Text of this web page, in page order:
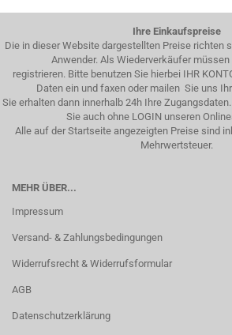
Ihre Einkaufspreise
Die in dieser Website dargestellten Preise richten
Anwender. Als Wiederverkäufer
registrieren. Bitte benutzen Sie hierbei IHR
Daten ein und faxen oder mailen Sie uns
Sie erhalten dann innerhalb 24h Ihre
Sie auch ohne LOGIN unseren
Alle auf der Startseite angezeigten Preise sind
Mehrwertsteuer.
MEHR ÜBER...
Impressum
Versand- & Zahlungsbedingungen
Widerrufsrecht & Widerrufsformular
AGB
Datenschutzerklärung